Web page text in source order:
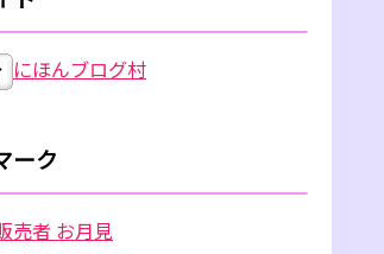
にほんブログ村
ーク
売者 お月見